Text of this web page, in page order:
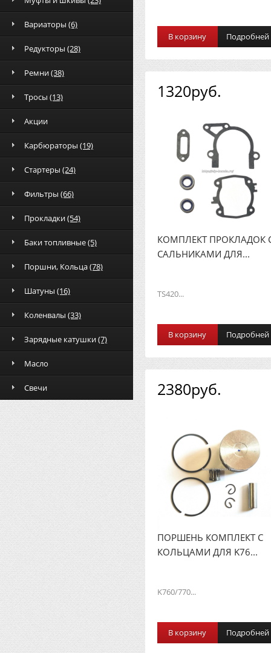
Вариаторы (6)
Редукторы (28)
Ремни(38)
Тросы (13)
Акции
Карбюраторы (19)
Стартеры (24)
Фильтры (66)
Прокладки(54)
Баки топливные(5)
Поршни, Кольца(78)
Шатуны (16)
Коленвалы (33)
Зарядные катушки(7)
Масло
Свечи
В корзину Подробней
1320руб.
КОМПЛЕКТ ПРОКЛАДОК
САЛЬНИКАМИ ДЛЯ...
TS420...
В корзину Подробней
2380руб.
ПОРШЕНЬ КОМПЛЕКТ С
КОЛЬЦАМИ ДЛЯ K76...
K760/770...
В корзину Подробней